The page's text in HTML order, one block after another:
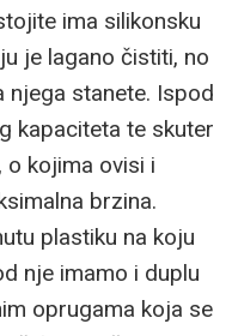
ima silikonsku
je lagano čistiti, no
njega stanete. Ispod
kapaciteta te skuter
o kojima ovisi i
brzina.
plastiku na koju
nje imamo i duplu
oprugama koja se